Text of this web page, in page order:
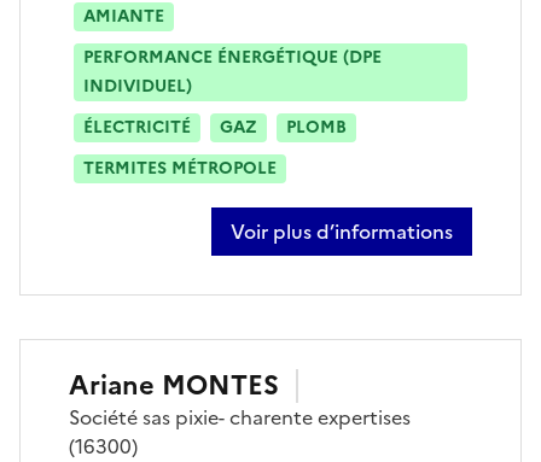
AMIANTE
PERFORMANCE ÉNERGÉTIQUE (DPE
INDIVIDUEL)
ÉLECTRICITÉ
GAZ
PLOMB
TERMITES MÉTROPOLE
Voir plus d’informations
sur enzo mezias da silva
Ariane MONTES
Sociétésas pixie- charente expertises
(16300)